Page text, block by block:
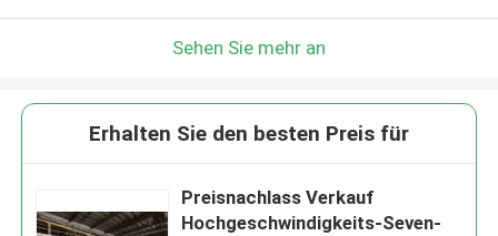
Sehen Sie mehr an
Erhalten Sie den besten Preis für
Preisnachlass Verkauf
Hochgeschwindigkeits-Seven-